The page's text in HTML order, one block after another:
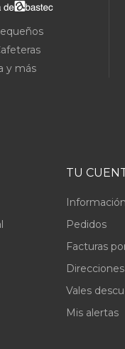
y más
TU
Pedidos
Facturas
Direcciones
Vales
Mis alertas